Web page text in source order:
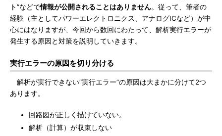
ト”などで情報が公開されることはありません。従って、筆者の
経験（主としてパワーエレクトロニクス、アナログICなど）が中
心にはなりますが、今回から数回にわたって、解析実行エラーが
発生する原因と対策を説明していきます。
実行エラーの原因を切り分ける
解析が実行できない“実行エラー”の原因は大まかに分けて2つ
あります。
回路図が正しく描けていない。
解析（計算）が収束しない